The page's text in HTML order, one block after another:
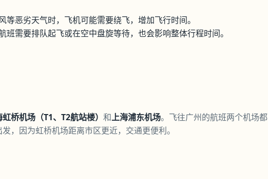
等恶劣天气时，飞机可能需要绕飞，增加飞行时间。
班需要排队起飞或在空中盘旋等待，也会影响整体行程时间。
桥机场（T1、T2航站楼） 和上海浦东机场。飞往广州的航班两个机场都
，因为虹桥机场距离市区更近，交通更便利。